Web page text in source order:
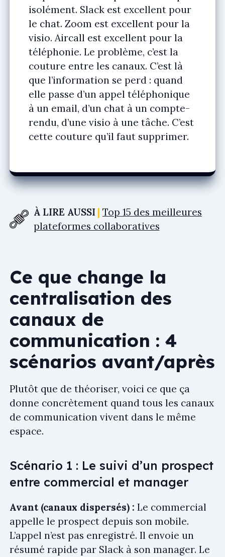
isolément. Slack est excellent pour
le chat. Zoom est excellent pour la
visio. Aircall est excellent pour la
téléphonie. Le problème, c’est la
couture entre les canaux. C’est là
que l’information se perd : quand
elle passe d’un appel téléphonique
à un email, d’un chat à un compte-
rendu, d’une visio à une tâche. C’est
cette couture qu’il faut supprimer.
À LIRE AUSSI
Top 15 des meilleures
plateformes collaboratives
Ce que change la
centralisation des
canaux de
communication : 4
scénarios avant/après
Plutôt que de théoriser, voici ce que ça
donne concrètement quand tous les canaux
de communication vivent dans le même
espace.
Scénario 1 : Le suivi d’un prospect
entre commercial et manager
Avant (canaux dispersés) : Le commercial
appelle le prospect depuis son mobile.
L’appel n’est pas enregistré. Il envoie un
résumé rapide par Slack à son manager. Le